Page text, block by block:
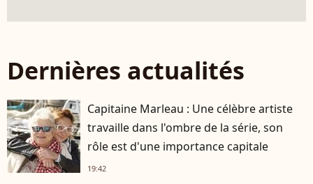
Dernières actualités
Capitaine Marleau : Une célèbre artiste
travaille dans l'ombre de la série, son
rôle est d'une importance capitale
19:42